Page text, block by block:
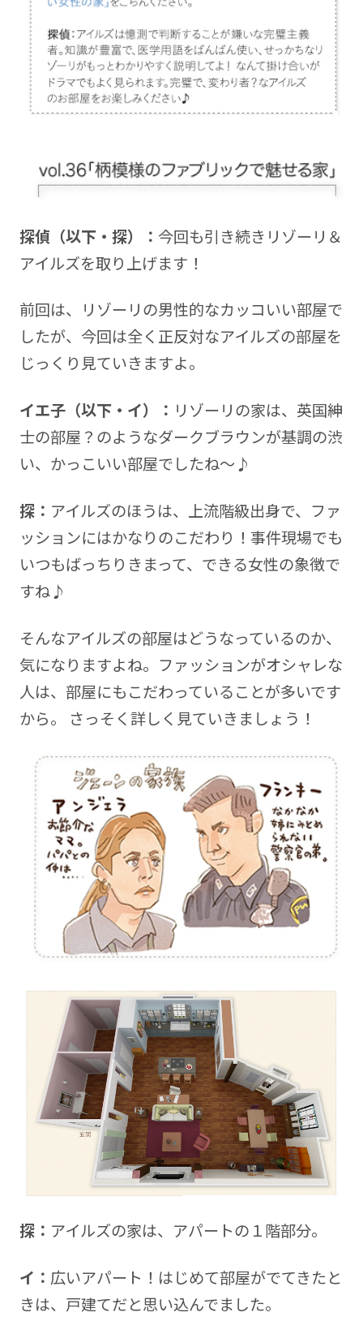
探偵（以下・探）： 今回も引き続きリゾーリ＆
アイルズを取り上げます！
前回は、リゾーリの男性的なカッコいい部屋で
したが、今回は全く正反対なアイルズの部屋を
じっくり見ていきますよ。
イエ子（以下・イ）： リゾーリの家は、英国紳
士の部屋？のようなダークブラウンが基調の渋
い、かっこいい部屋でしたね～♪
探： アイルズのほうは、上流階級出身で、ファ
ッションにはかなりのこだわり！事件現場でも
いつもばっちりきまって、できる女性の象徴で
すね♪
そんなアイルズの部屋はどうなっているのか、
気になりますよね。ファッションがオシャレな
人は、部屋にもこだわっていることが多いです
から。 さっそく詳しく見ていきましょう！
探： アイルズの家は、アパートの１階部分。
イ： 広いアパート！はじめて部屋がでてきたと
きは、戸建てだと思い込んでました。